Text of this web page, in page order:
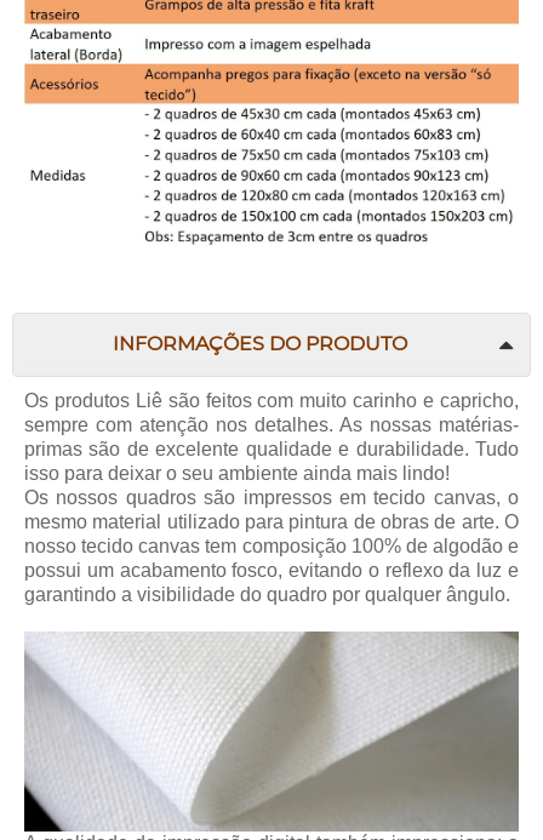
INFORMAÇÕES DO PRODUTO
Os produtos Liê são feitos com muito carinho e capricho,
sempre com atenção nos detalhes. As nossas matérias-
primas são de excelente qualidade e durabilidade. Tudo
isso para deixar o seu ambiente ainda mais lindo!
Os nossos quadros são impressos em tecido canvas, o
mesmo material utilizado para pintura de obras de arte. O
nosso tecido canvas tem composição 100% de algodão e
possui um acabamento fosco, evitando o reflexo da luz e
garantindo a visibilidade do quadro por qualquer ângulo.